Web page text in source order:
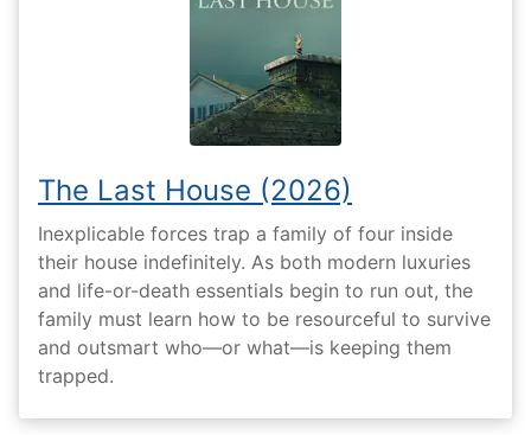
The Last House (2026)
Inexplicable forces trap a family of four inside
their house indefinitely. As both modern luxuries
and life-or-death essentials begin to run out, the
family must learn how to be resourceful to survive
and outsmart who—or what—is keeping them
trapped.